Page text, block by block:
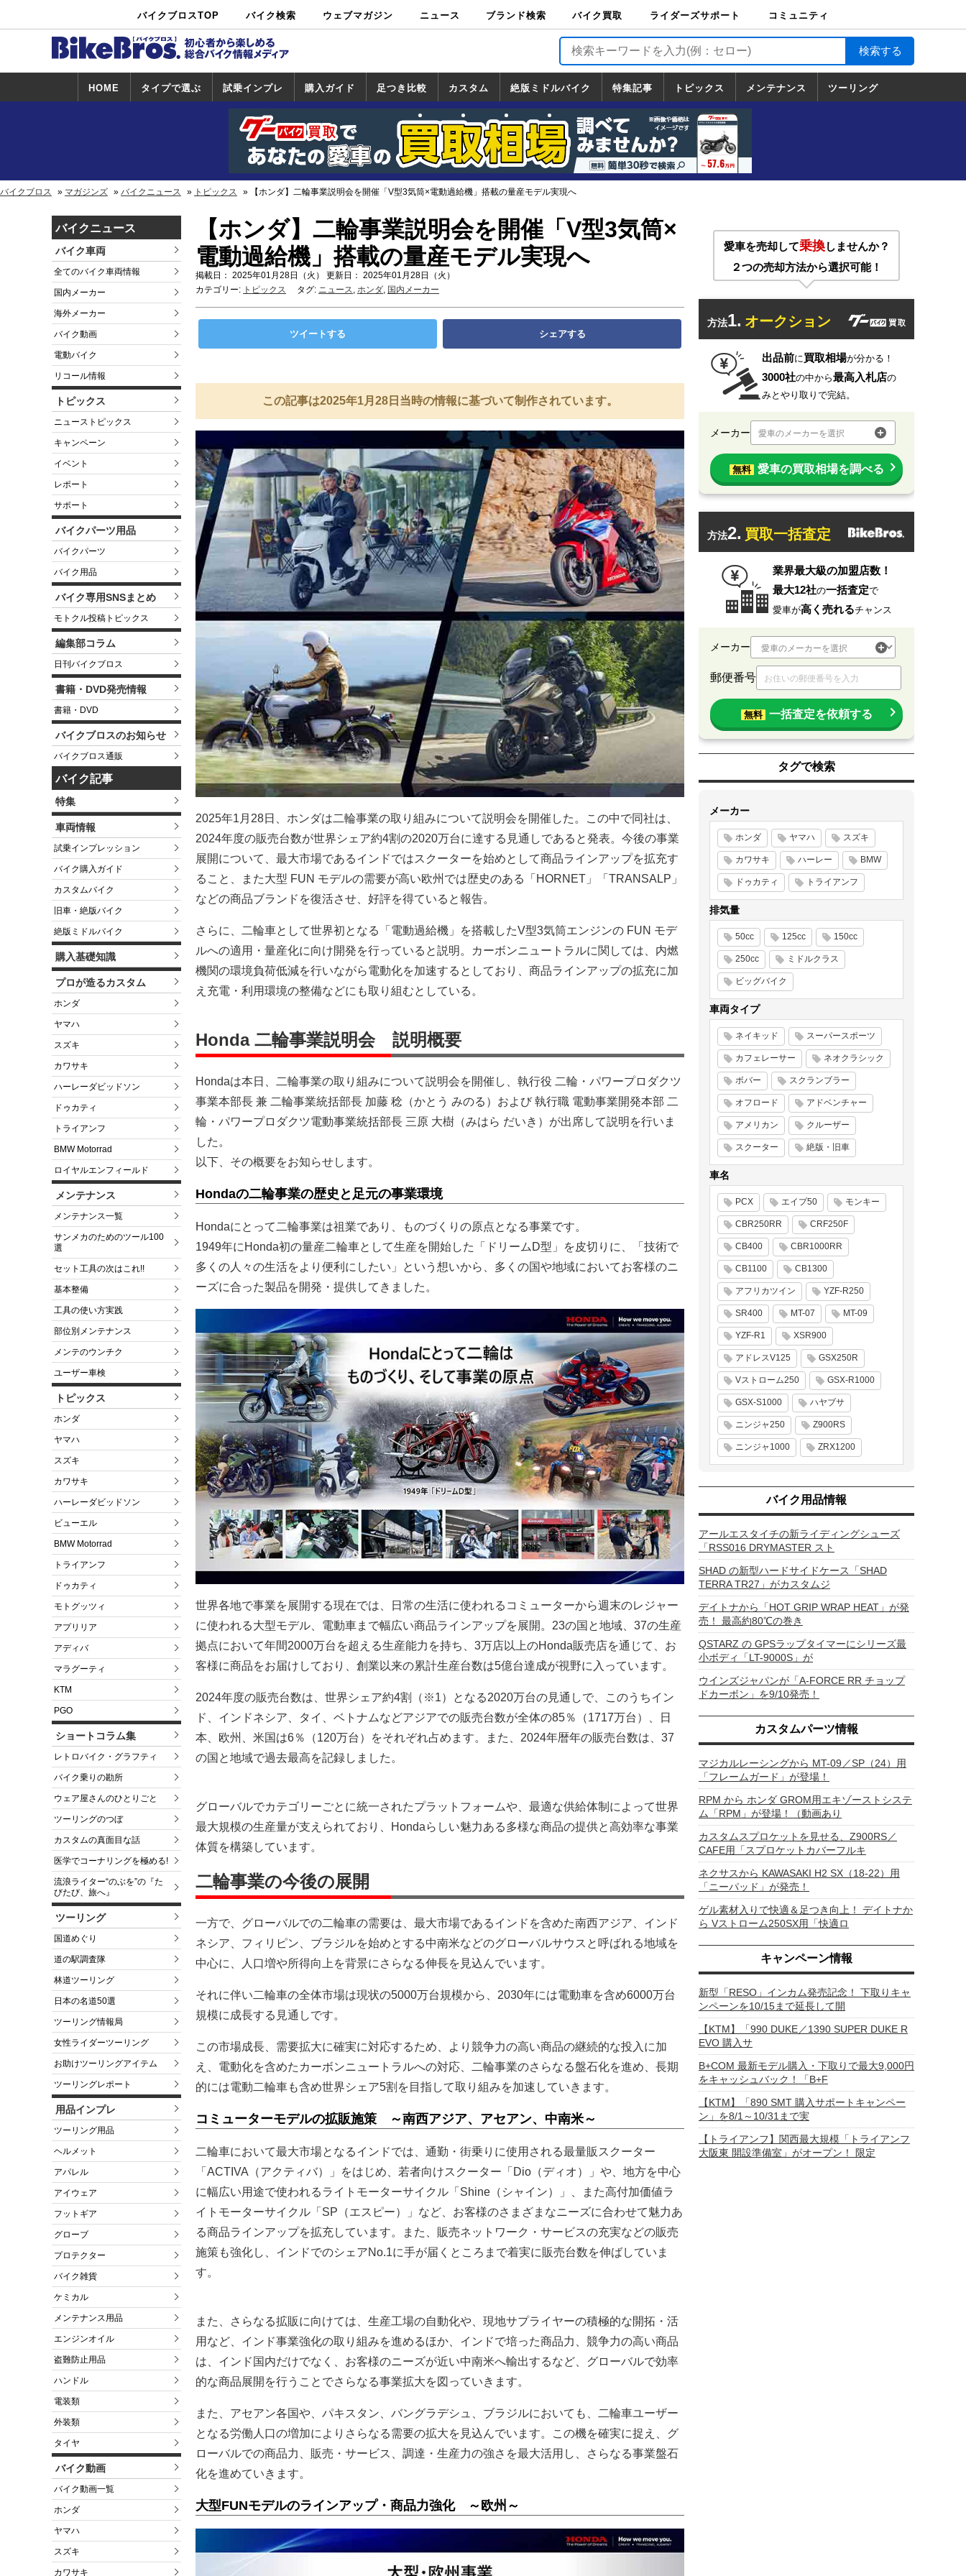
バイクブロスTOP バイク検索
中古バイ
ク・新車検
カタログ検
索
ショップ検
索
ウェブマガジン ニュース ブランド検索 バイク買取
バイク買取
ライダーズサポート
ライダーズサポート
TOP
バイク輸送
バイクガレージライ
フ
バイク車両保険
ロードサービス
バイク試乗
コミュニティ
HOME タイプで選ぶ 試乗インプレ
試乗インプレ
一覧
ホンダ
ヤマハ
スズキ
カワサキ
ハーレー
BMW
トライアンフ
ドゥカティ
購入ガイド
一覧
足つき比較 カスタム
カスタム
一覧
ホンダ
ヤマハ
スズキ
カワサキ
絶版ミドルバイク
絶版ミドルバイク
一覧
ホンダ
ヤマハ
スズキ
カワサキ
特集記事 トピックス
トピックス
一覧
ホンダ
ヤマハ
スズキ
カワサキ
ハーレーダ
ビッドソン
BMW
ドゥカティ
トライアン
フ
メンテナンス ツーリング
道の駅調査隊
ツーリング情報局
日本の道50選
国道めぐり
林道ツーリング
バイクブロス マガジンズ バイクニュース トピックス 【ホンダ】二輪事業説明会を開催「V型3気筒×電動過給機」搭載の量産モデル実現へ
バイクニュース
バイク車両
全てのバイク車両情報
国内メーカー
海外メーカー
バイク動画
電動バイク
リコール情報
トピックス
ニューストピックス
キャンペーン
イベント
レポート
サポート
バイクパーツ用品
バイクパーツ
バイク用品
バイク専用SNSまとめ
モトクル投稿トピックス
編集部コラム
日刊バイクブロス
書籍・DVD発売情報
書籍・DVD
バイクブロスのお知らせ
バイクブロス通販
バイク記事
特集
車両情報
試乗インプレッション
バイク購入ガイド
カスタムバイク
旧車・絶版バイク
絶版ミドルバイク
購入基礎知識
プロが造るカスタム
ホンダ
ヤマハ
スズキ
カワサキ
ハーレーダビッドソン
ドゥカティ
トライアンフ
BMW Motorrad
ロイヤルエンフィールド
メンテナンス
メンテナンス一覧
サンメカのためのツール100
選
セット工具の次はこれ!!
基本整備
工具の使い方実践
部位別メンテナンス
メンテのウンチク
ユーザー車検
トピックス
ホンダ
ヤマハ
スズキ
カワサキ
ハーレーダビッドソン
ビューエル
BMW Motorrad
トライアンフ
ドゥカティ
モトグッツィ
アプリリア
アディバ
マラグーティ
KTM
PGO
ショートコラム集
レトロバイク・グラフティ
バイク乗りの勘所
ウェア屋さんのひとりごと
ツーリングのつぼ
カスタムの真面目な話
医学でコーナリングを極める!
流浪ライター“のぶを”の『た
びたび、旅へ』
ツーリング
国道めぐり
道の駅調査隊
林道ツーリング
日本の名道50選
ツーリング情報局
女性ライダーツーリング
お助けツーリングアイテム
ツーリングレポート
用品インプレ
ツーリング用品
ヘルメット
アパレル
アイウェア
フットギア
グローブ
プロテクター
バイク雑貨
ケミカル
メンテナンス用品
エンジンオイル
盗難防止用品
ハンドル
電装類
外装類
タイヤ
バイク動画
バイク動画一覧
ホンダ
ヤマハ
スズキ
カワサキ
【ホンダ】二輪事業説明会を開催「V型3気筒×
電動過給機」搭載の量産モデル実現へ
掲載日： 2025年01月28日（火） 更新日： 2025年01月28日（火）
カテゴリー: トピックス タグ: ニュース, ホンダ, 国内メーカー
ツイートする シェアする
この記事は2025年1月28日当時の情報に基づいて制作されています。
2025年1月28日、ホンダは二輪事業の取り組みについて説明会を開催した。この中で同社は、
2024年度の販売台数が世界シェア約4割の2020万台に達する見通しであると発表。今後の事業
展開について、最大市場であるインドではスクーターを始めとして商品ラインアップを拡充す
ること、また大型 FUN モデルの需要が高い欧州では歴史のある「HORNET」「TRANSALP」
などの商品ブランドを復活させ、好評を得ていると報告。
さらに、二輪車として世界初となる「電動過給機」を搭載したV型3気筒エンジンの FUN モデ
ルへの適用・量産化に向け開発を行っていると説明。カーボンニュートラルに関しては、内燃
機関の環境負荷低減を行いながら電動化を加速するとしており、商品ラインアップの拡充に加
え充電・利用環境の整備などにも取り組むとしている。
Honda 二輪事業説明会 説明概要
Hondaは本日、二輪事業の取り組みについて説明会を開催し、執行役 二輪・パワープロダクツ
事業本部長 兼 二輪事業統括部長 加藤 稔（かとう みのる）および 執行職 電動事業開発本部 二
輪・パワープロダクツ電動事業統括部長 三原 大樹（みはら だいき）が出席して説明を行いま
した。
以下、その概要をお知らせします。
Hondaの二輪事業の歴史と足元の事業環境
Hondaにとって二輪事業は祖業であり、ものづくりの原点となる事業です。
1949年にHonda初の量産二輪車として生産を開始した「ドリームD型」を皮切りに、「技術で
多くの人々の生活をより便利にしたい」という想いから、多くの国や地域においてお客様のニ
ーズに合った製品を開発・提供してきました。
世界各地で事業を展開する現在では、日常の生活に使われるコミューターから週末のレジャー
に使われる大型モデル、電動車まで幅広い商品ラインアップを展開。23の国と地域、37の生産
拠点において年間2000万台を超える生産能力を持ち、3万店以上のHonda販売店を通じて、お
客様に商品をお届けしており、創業以来の累計生産台数は5億台達成が視野に入っています。
2024年度の販売台数は、世界シェア約4割（※1）となる2020万台の見通しで、このうちイン
ド、インドネシア、タイ、ベトナムなどアジアでの販売台数が全体の85％（1717万台）、日
本、欧州、米国は6％（120万台）をそれぞれ占めます。また、2024年暦年の販売台数は、37
の国と地域で過去最高を記録しました。
グローバルでカテゴリーごとに統一されたプラットフォームや、最適な供給体制によって世界
最大規模の生産量が支えられており、Hondaらしい魅力ある多様な商品の提供と高効率な事業
体質を構築しています。
二輪事業の今後の展開
一方で、グローバルでの二輪車の需要は、最大市場であるインドを含めた南西アジア、インド
ネシア、フィリピン、ブラジルを始めとする中南米などのグローバルサウスと呼ばれる地域を
中心に、人口増や所得向上を背景にさらなる伸長を見込んでいます。
それに伴い二輪車の全体市場は現状の5000万台規模から、2030年には電動車を含め6000万台
規模に成長する見通しです。
この市場成長、需要拡大に確実に対応するため、より競争力の高い商品の継続的な投入に加
え、電動化を含めたカーボンニュートラルへの対応、二輪事業のさらなる盤石化を進め、長期
的には電動二輪車も含め世界シェア5割を目指して取り組みを加速していきます。
コミューターモデルの拡販施策 ～南西アジア、アセアン、中南米～
二輪車において最大市場となるインドでは、通勤・街乗りに使用される最量販スクーター
「ACTIVA（アクティバ）」をはじめ、若者向けスクーター「Dio（ディオ）」や、地方を中心
に幅広い用途で使われるライトモーターサイクル「Shine（シャイン）」、また高付加価値ラ
イトモーターサイクル「SP（エスピー）」など、お客様のさまざまなニーズに合わせて魅力あ
る商品ラインアップを拡充しています。また、販売ネットワーク・サービスの充実などの販売
施策も強化し、インドでのシェアNo.1に手が届くところまで着実に販売台数を伸ばしていま
す。
また、さらなる拡販に向けては、生産工場の自動化や、現地サプライヤーの積極的な開拓・活
用など、インド事業強化の取り組みを進めるほか、インドで培った商品力、競争力の高い商品
は、インド国内だけでなく、お客様のニーズが近い中南米へ輸出するなど、グローバルで効率
的な商品展開を行うことでさらなる事業拡大を図っていきます。
また、アセアン各国や、パキスタン、バングラデシュ、ブラジルにおいても、二輪車ユーザー
となる労働人口の増加によりさらなる需要の拡大を見込んでいます。この機を確実に捉え、グ
ローバルでの商品力、販売・サービス、調達・生産力の強さを最大活用し、さらなる事業盤石
化を進めていきます。
大型FUNモデルのラインアップ・商品力強化 ～欧州～
愛車を売却して乗換しませんか？
２つの売却方法から選択可能！
方法1. オークション
出品前に買取相場が分かる！
3000社の中から最高入札店の
みとやり取りで完結。
メーカー 愛車のメーカーを選択
無料 愛車の買取相場を調べる
方法2. 買取一括査定
業界最大級の加盟店数！
最大12社の一括査定で
愛車が高く売れるチャンス
メーカー
郵便番号
無料 一括査定を依頼する
タグで検索
メーカー
ホンダ ヤマハ スズキ
カワサキ ハーレー BMW
ドゥカティ トライアンフ
排気量
50cc 125cc 150cc
250cc ミドルクラス
ビッグバイク
車両タイプ
ネイキッド スーパースポーツ
カフェレーサー ネオクラシック
ボバー スクランブラー
オフロード アドベンチャー
アメリカン クルーザー
スクーター 絶版・旧車
車名
PCX エイプ50 モンキー
CBR250RR CRF250F
CB400 CBR1000RR
CB1100 CB1300
アフリカツイン YZF-R250
SR400 MT-07 MT-09
YZF-R1 XSR900
アドレスV125 GSX250R
Vストローム250 GSX-R1000
GSX-S1000 ハヤブサ
ニンジャ250 Z900RS
ニンジャ1000 ZRX1200
バイク用品情報
アールエスタイチの新ライディングシューズ
「RSS016 DRYMASTER スト
SHAD の新型ハードサイドケース「SHAD
TERRA TR27」がカスタムジ
デイトナから「HOT GRIP WRAP HEAT」が発
売！ 最高約80℃の巻き
QSTARZ の GPSラップタイマーにシリーズ最
小ボディ「LT-9000S」が
ウインズジャパンが「A-FORCE RR チョップ
ドカーボン」を9/10発売！
カスタムパーツ情報
マジカルレーシングから MT-09／SP（24）用
「フレームガード」が登場！
RPM から ホンダ GROM用エキゾーストシステ
ム「RPM」が登場！（動画あり
カスタムスプロケットを見せる、Z900RS／
CAFE用「スプロケットカバーフルキ
ネクサスから KAWASAKI H2 SX（18-22）用
「ニーパッド」が発売！
ゲル素材入りで快適＆足つき向上！ デイトナか
ら Vストローム250SX用「快適ロ
キャンペーン情報
新型「RESO」インカム発売記念！ 下取りキャ
ンペーンを10/15まで延長して開
【KTM】「990 DUKE／1390 SUPER DUKE R
EVO 購入サ
B+COM 最新モデル購入・下取りで最大9,000円
をキャッシュバック！「B+F
【KTM】「890 SMT 購入サポートキャンペー
ン」を8/1～10/31まで実
【トライアンフ】関西最大規模「トライアンフ
大阪東 開設準備室」がオープン！ 限定